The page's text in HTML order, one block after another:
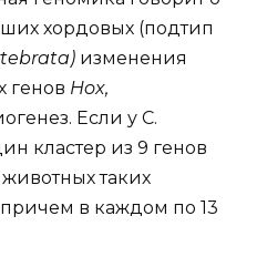
хордовых (подтип
изменения
генов Hox,
Если у С.
кластер из 9 генов
таких
в каждом по 13